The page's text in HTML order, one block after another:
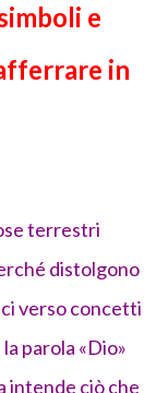
e
in
terrestri
distolgono
verso concetti
parola «Dio»
intende ciò che